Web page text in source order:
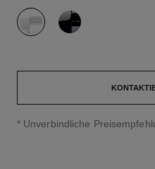
variante (2)
↩
* Unverbindliche